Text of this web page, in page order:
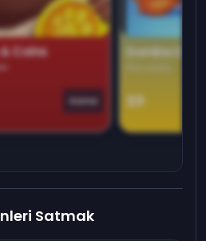
Coins
Game
Domino
$9
Satmak